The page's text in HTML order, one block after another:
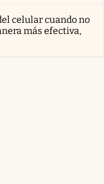
celular cuando no
más efectiva,